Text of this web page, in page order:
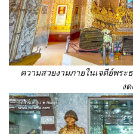
ความสวยงามภายในเจดีย์พร
ง